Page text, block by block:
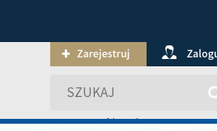
wyszukiwanie